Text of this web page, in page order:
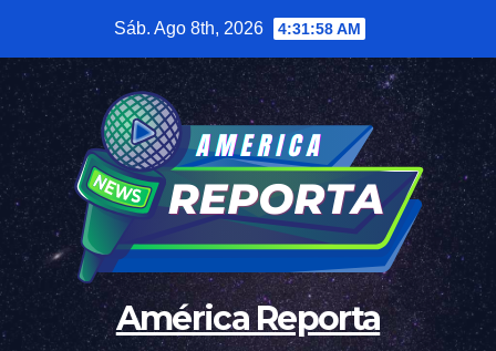
contenido
Sáb. Ago 8th, 2026 4:31:59 AM
América Reporta